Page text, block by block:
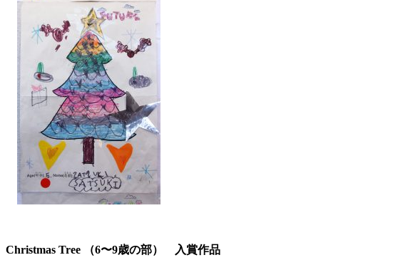
Christmas Tree （6〜9歳の部） 入賞作品